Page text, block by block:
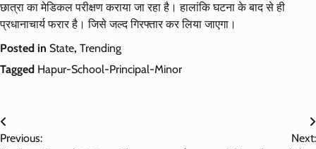
छात्रा का मेडिकल परीक्षण कराया जा रहा है। हालांकि घटना के बाद से ही
प्रधानाचार्य फरार है। जिसे जल्द गिरफ्तार कर लिया जाएगा।
Posted in State, Trending
Tagged Hapur-School-Principal-Minor
Post
Previous:
Next: